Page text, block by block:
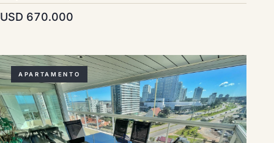
USD 670.000
APARTAMENTO